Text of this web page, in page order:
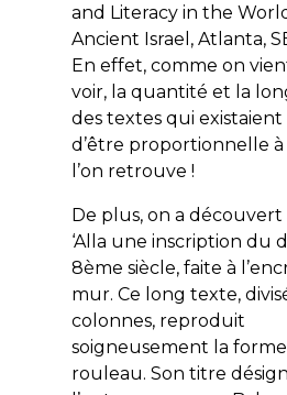
and Literacy in the
Ancient Israel, Atlanta,
En effet, comme on
voir, la quantité et la
des textes qui existaient
d’être proportionnelle
l’on retrouve !
De plus, on a découvert
‘Alla une inscription du
8ème siècle, faite à
mur. Ce long texte,
colonnes, reproduit
soigneusement la forme
rouleau. Son titre